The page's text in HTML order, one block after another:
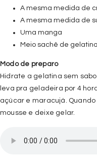
A mesma medida de
A mesma medida de
Uma manga
Meio sachê de
Modo de preparo
Hidrate a gelatina sem
leva pra geladeira por 4
açúcar e maracujá.
mousse e deixe gelar.